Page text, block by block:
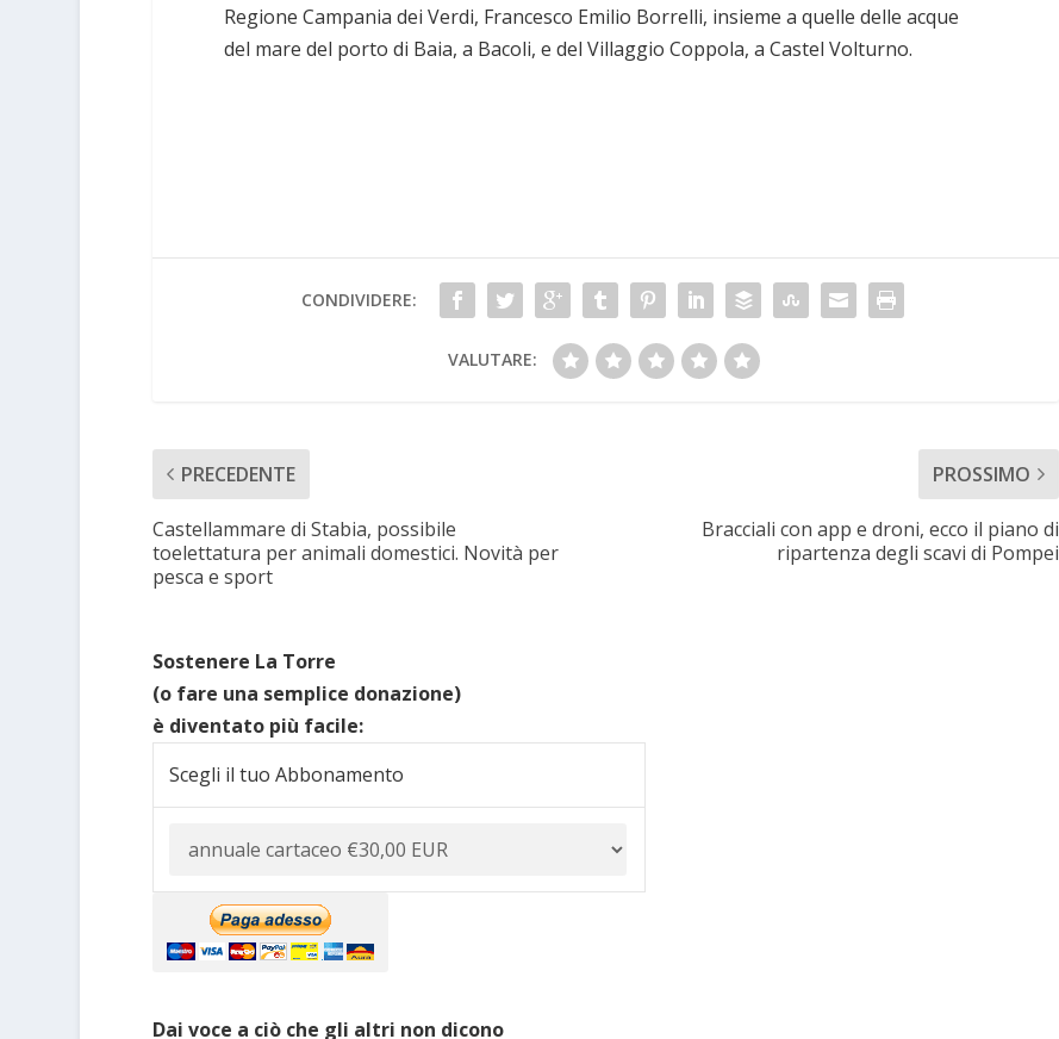
Regione Campania dei Verdi, Francesco Emilio Borrelli, insieme a quelle delle acque
del mare del porto di Baia, a Bacoli, e del Villaggio Coppola, a Castel Volturno.
CONDIVIDERE:
VALUTARE:
PRECEDENTE
Castellammare di Stabia, possibile
toelettatura per animali domestici. Novità per
pesca e sport
PROSSIMO
Bracciali con app e droni, ecco il piano di
ripartenza degli scavi di Pompei
Sostenere La Torre
(o fare una semplice donazione)
è diventato più facile:
Scegli il tuo Abbonamento
Dai voce a ciò che gli altri non dicono